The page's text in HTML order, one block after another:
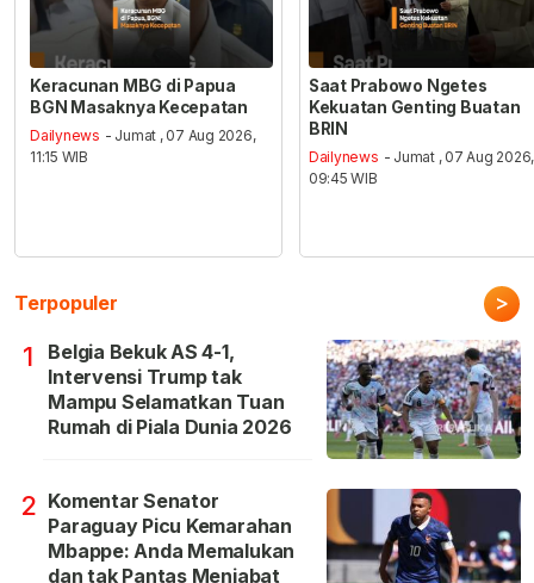
Keracunan MBG di Papua
BGN Masaknya Kecepatan
Dailynews - Jumat , 07 Aug 2026,
11:15 WIB
Saat Prabowo Ngetes
Kekuatan Genting Buatan
BRIN
Dailynews - Jumat , 07 Aug 2026,
09:45 WIB
Terpopuler >
1
Belgia Bekuk AS 4-1,
Intervensi Trump tak
Mampu Selamatkan Tuan
Rumah di Piala Dunia 2026
2 Komentar Senator
Paraguay Picu Kemarahan
Mbappe: Anda Memalukan
dan tak Pantas Menjabat